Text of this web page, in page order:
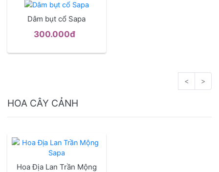
Dâm bụt cổ Sapa
300.000đ
< >
HOA CÂY CẢNH
Hoa Địa Lan Trần Mộng